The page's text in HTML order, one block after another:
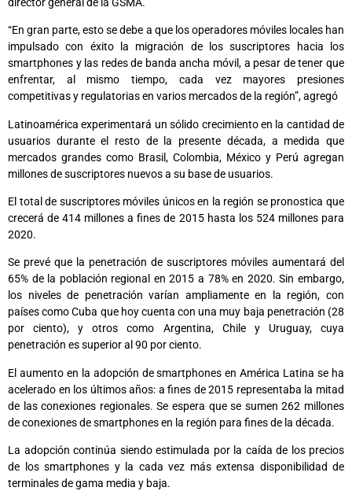
“En gran parte, esto se debe a que los operadores móviles locales han
impulsado con éxito la migración de los suscriptores hacia los
smartphones y las redes de banda ancha móvil, a pesar de tener que
enfrentar, al mismo tiempo, cada vez mayores presiones
competitivas y regulatorias en varios mercados de la región”, agregó
Latinoamérica experimentará un sólido crecimiento en la cantidad de
usuarios durante el resto de la presente década, a medida que
mercados grandes como Brasil, Colombia, México y Perú agregan
millones de suscriptores nuevos a su base de usuarios.
El total de suscriptores móviles únicos en la región se pronostica que
crecerá de 414 millones a fines de 2015 hasta los 524 millones para
2020.
Se prevé que la penetración de suscriptores móviles aumentará del
65% de la población regional en 2015 a 78% en 2020. Sin embargo,
los niveles de penetración varían ampliamente en la región, con
países como Cuba que hoy cuenta con una muy baja penetración (28
por ciento), y otros como Argentina, Chile y Uruguay, cuya
penetración es superior al 90 por ciento.
El aumento en la adopción de smartphones en América Latina se ha
acelerado en los últimos años: a fines de 2015 representaba la mitad
de las conexiones regionales. Se espera que se sumen 262 millones
de conexiones de smartphones en la región para fines de la década.
La adopción continúa siendo estimulada por la caída de los precios
de los smartphones y la cada vez más extensa disponibilidad de
terminales de gama media y baja.